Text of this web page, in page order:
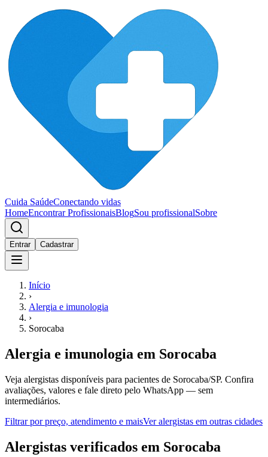
Cuida SaúdeConectando vidas
HomeEncontrar ProfissionaisBlogSou profissionalSobre
Entrar Cadastrar
Início
›
Alergia e imunologia
›
Sorocaba
Alergia e imunologia em Sorocaba
Veja alergistas disponíveis para pacientes de Sorocaba/SP. Confira
avaliações, valores e fale direto pelo WhatsApp — sem
intermediários.
Filtrar por preço, atendimento e maisVeralergistas em outras cidades
Alergistas verificados em Sorocaba